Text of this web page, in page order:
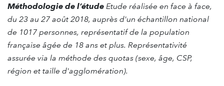
Méthodologie de l’étude Etude réalisée en face à face,
du 23 au 27 août 2018, auprès d'un échantillon national
de 1017 personnes, représentatif de la population
française âgée de 18 ans et plus. Représentativité
assurée via la méthode des quotas (sexe, âge, CSP,
région et taille d'agglomération).